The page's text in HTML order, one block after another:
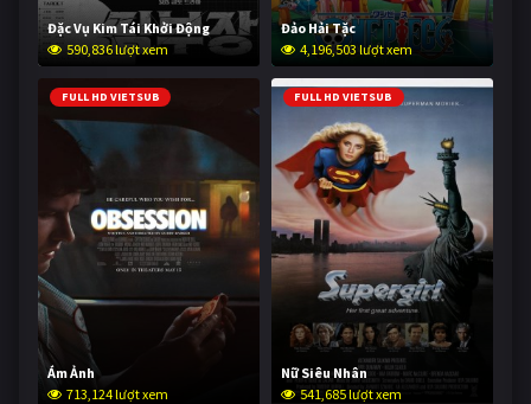
Đặc Vụ Kim Tái Khởi Động
590,836 lượt xem
Đảo Hải Tặc
4,196,503 lượt xem
FULL HD VIETSUB
Ám Ảnh
713,124 lượt xem
FULL HD VIETSUB
Nữ Siêu Nhân
541,685 lượt xem